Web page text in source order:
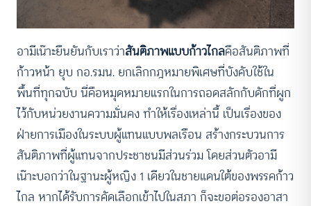
อามีเน๊าะยืนยันกับเราว่าสันติภาพแบบก้าวไกลคือสันติภาพที่
ก้าวหน้า ยุบ กอ.รมน. ยกเลิกกฎหมายพิเศษที่บังคับใช้ใน
พื้นที่ทุกฉบับ นี่คือหมุดหมายแรกในการถอดสลักกับดักที่ผูก
ไว้กับหน่วยงานความมั่นคง ทำให้เรื่องเหล่านี้ เป็นเรื่องของ
ฝ่ายการเมืองในระบบผู้แทนแบบพลเรือน สร้างกระบวนการ
สันติภาพที่ผู้แทนจากประชาชนมีส่วนร่วม โดยส่วนตัวอามี
เน๊าะบอกว่าในฐานะผู้หญิง 1 เดียวในชายแดนใต้ของพรรคก้าว
ไกล หากได้รับการคัดเลือกเข้าไปในสภา ก็จะขอต่อรองอาสา